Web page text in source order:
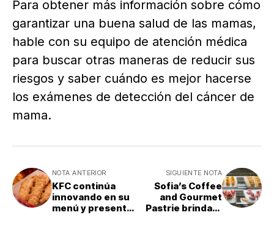
Para obtener más información sobre cómo
garantizar una buena salud de las mamas,
hable con su equipo de atención médica
para buscar otras maneras de reducir sus
riesgos y saber cuándo es mejor hacerse
los exámenes de detección del cáncer de
mama.
NOTA ANTERIOR
KFC continúa
innovando en su
menú y presentó
SIGUIENTE NOTA
Sofia’s Coffee
and Gourmet
Pastrie brindará